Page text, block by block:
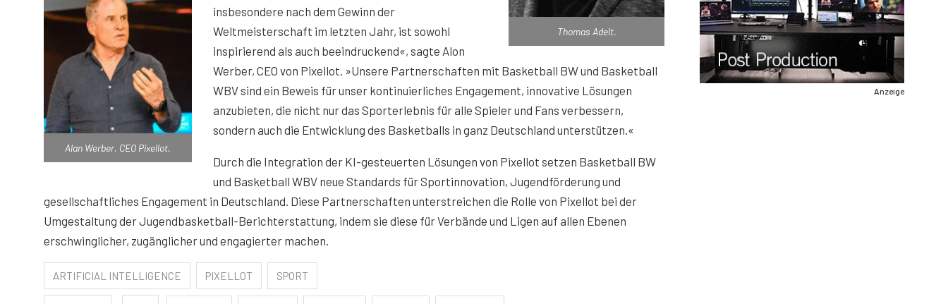
Thomas Adelt.
Alan Werber, CEO Pixellot.
insbesondere nach dem Gewinn der
Weltmeisterschaft im letzten Jahr, ist sowohl
inspirierend als auch beeindruckend«, sagte Alon
Werber, CEO von Pixellot. »Unsere Partnerschaften mit Basketball BW und Basketball
WBV sind ein Beweis für unser kontinuierliches Engagement, innovative Lösungen
anzubieten, die nicht nur das Sporterlebnis für alle Spieler und Fans verbessern,
sondern auch die Entwicklung des Basketballs in ganz Deutschland unterstützen.«
Durch die Integration der KI-gesteuerten Lösungen von Pixellot setzen Basketball BW
und Basketball WBV neue Standards für Sportinnovation, Jugendförderung und
gesellschaftliches Engagement in Deutschland. Diese Partnerschaften unterstreichen die Rolle von Pixellot bei der
Umgestaltung der Jugendbasketball-Berichterstattung, indem sie diese für Verbände und Ligen auf allen Ebenen
erschwinglicher, zugänglicher und engagierter machen.
ARTIFICIAL INTELLIGENCE PIXELLOT SPORT
Anzeige